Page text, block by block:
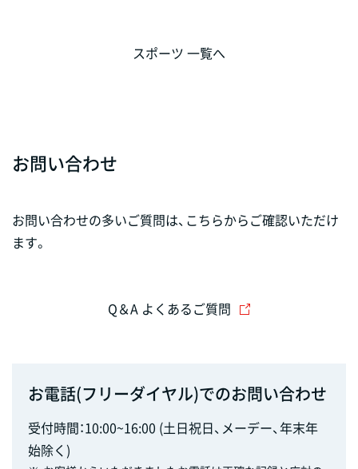
スポーツ 一覧へ
お問い合わせ
お問い合わせの多いご質問は、こちらからご確認いただけ
ます。
Q＆A よくあるご質問
お電話(フリーダイヤル)でのお問い合わせ
受付時間：10:00~16:00 (土日祝日、メーデー、年末年
始除く)